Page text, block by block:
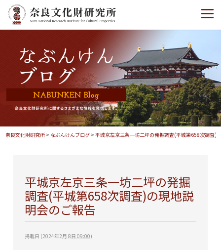
奈良文化財研究所 > なぶんけんブログ >平城京左京三条一坊二坪の発掘調査(平城第658次調査)
平城京左京三条一坊二坪の発掘
調査(平城第658次調査)の現地説
明会のご報告
掲載日 (2024年2月 8日 09:00)